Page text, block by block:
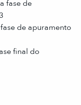
fase de
de apuramento
final do